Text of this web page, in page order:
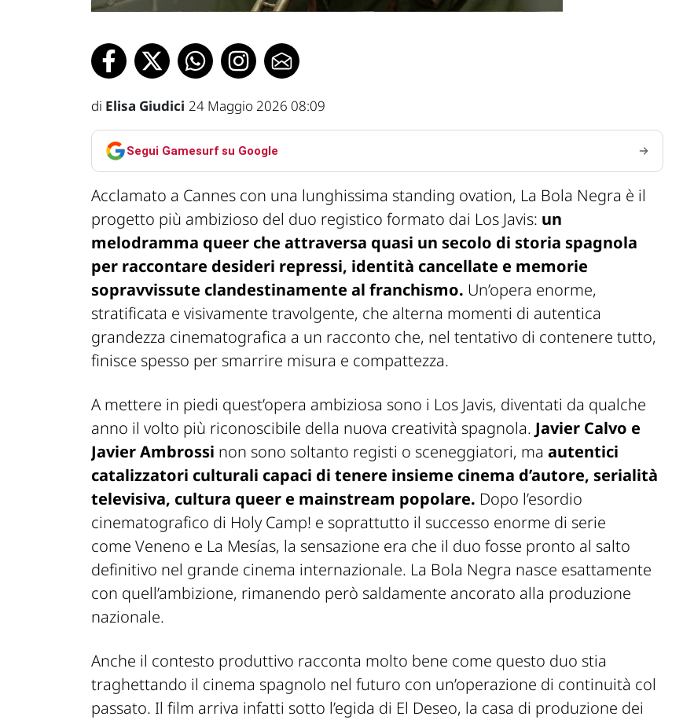
di Elisa Giudici 24 Maggio 2026 08:09
Segui Gamesurf su Google
Acclamato a Cannes con una lunghissima standing ovation, La Bola Negra è il
progetto più ambizioso del duo registico formato dai Los Javis: un
melodramma queer che attraversa quasi un secolo di storia spagnola
per raccontare desideri repressi, identità cancellate e memorie
sopravvissute clandestinamente al franchismo. Un’opera enorme,
stratificata e visivamente travolgente, che alterna momenti di autentica
grandezza cinematografica a un racconto che, nel tentativo di contenere tutto,
finisce spesso per smarrire misura e compattezza.
A mettere in piedi quest’opera ambiziosa sono i Los Javis, diventati da qualche
anno il volto più riconoscibile della nuova creatività spagnola. Javier Calvo e
Javier Ambrossi non sono soltanto registi o sceneggiatori, ma autentici
catalizzatori culturali capaci di tenere insieme cinema d’autore, serialità
televisiva, cultura queer e mainstream popolare. Dopo l’esordio
cinematografico di Holy Camp! e soprattutto il successo enorme di serie
come Veneno e La Mesías, la sensazione era che il duo fosse pronto al salto
definitivo nel grande cinema internazionale. La Bola Negra nasce esattamente
con quell’ambizione, rimanendo però saldamente ancorato alla produzione
nazionale.
Anche il contesto produttivo racconta molto bene come questo duo stia
traghettando il cinema spagnolo nel futuro con un’operazione di continuità col
passato. Il film arriva infatti sotto l’egida di El Deseo, la casa di produzione dei